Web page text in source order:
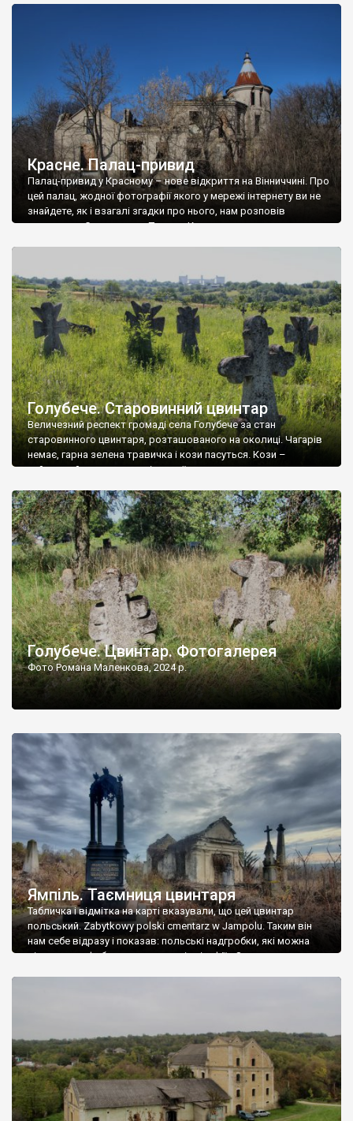
Красне. Палац-привид
Палац-привид у Красному – нове відкриття на Вінниччині. Про
цей палац, жодної фотографії якого у мережі інтернету ви не
знайдете, як і взагалі згадки про нього, нам розповів
мешканець Самгородка. Палац у Красному вразив не лише
Голубече. Старовинний цвинтар
Величезний респект громаді села Голубече за стан
старовинного цвинтаря, розташованого на околиці. Чагарів
немає, гарна зелена травичка і кози пасуться. Кози –
найкращий регулятор шкідливої, для старих кладовищ,
бруньками, кози ті бруньки обгризають, бо то улюблений
делікатес. На цвинтарі у Голубечому ціла колекція
різноманітних форм хрестів. Село відносно невелике, […]
Голубече. Цвинтар. Фотогалерея
Фото Романа Маленкова, 2024 р.
Ямпіль. Таємниця цвинтаря
Табличка і відмітка на карті вказували, що цей цвинтар
польський. Zabytkowy polski cmentarz w Jampolu. Таким він
нам себе відразу і показав: польські надгробки, які можна
віднести до фабричних, польські епітафії… Загалом цвинтар